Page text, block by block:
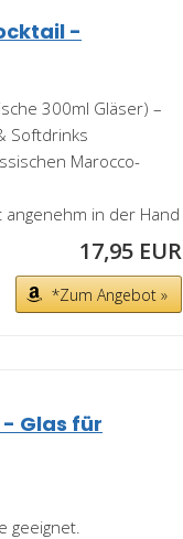
-
300ml Gläser) –
Softdrinks
Marocco-
in der Hand
17,95 EUR
*Zum Angebot »
Glas für
geeignet.